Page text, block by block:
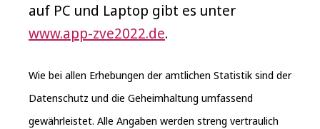
auf PC und Laptop gibt es unter
www.app-zve2022.de.
Wie bei allen Erhebungen der amtlichen Statistik sind der
Datenschutz und die Geheimhaltung umfassend
gewährleistet. Alle Angaben werden streng vertraulich